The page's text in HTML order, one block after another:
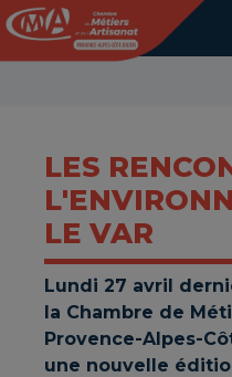
LES
LE VAR
Lundi 27 avril
la Chambre de
Provence-Alpes-
une nouvelle
Panneau de gestion des